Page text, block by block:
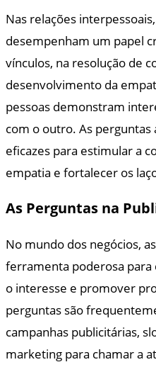
Nas relações
desempenham um papel
vínculos, na resolução de
desenvolvimento da
pessoas demonstram
com o outro. As
eficazes para estimular a
empatia e fortalecer os
As Perguntas na
No mundo dos negócios,
ferramenta poderosa para
o interesse e promover
perguntas são
campanhas publicitárias,
marketing para chamar a